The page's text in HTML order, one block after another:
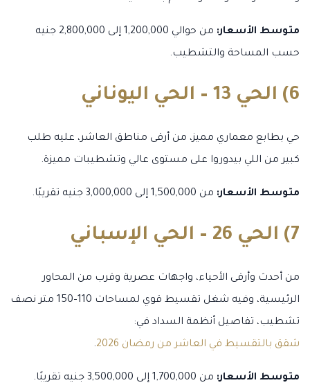
متوسط الأسعار:
من حوالي 1,200,000 إلى 2,800,000 جنيه
حسب المساحة والتشطيب.
6) الحي 13 – الحي اليوناني
حي بطابع معماري مميز، من أرقى مناطق العاشر، عليه طلب
كبير من اللي بيدوروا على مستوى عالي وتشطيبات مميزة.
متوسط الأسعار: من 1,500,000 إلى 3,000,000 جنيه تقريبًا.
7) الحي 26 – الحي الإسباني
من أحدث وأرقى الأحياء، واجهات عصرية وقرب من المحاور
الرئيسية، وفيه شغل تقسيط قوي لمساحات 110–150 متر نصف
تشطيب، تفاصيل أنظمة السداد في:
شقق بالتقسيط في العاشر من رمضان 2026
.
متوسط الأسعار: من 1,700,000 إلى 3,500,000 جنيه تقريبًا.